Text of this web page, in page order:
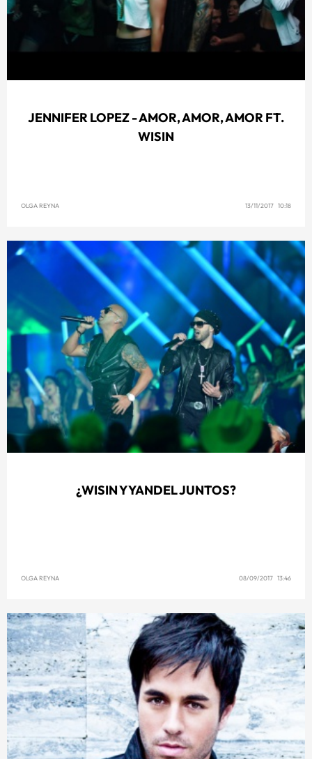
JENNIFER LOPEZ - AMOR, AMOR, AMOR FT.
WISIN
OLGA REYNA 13/11/2017 10:18
¿WISIN Y YANDEL JUNTOS?
OLGA REYNA 08/09/2017 13:46